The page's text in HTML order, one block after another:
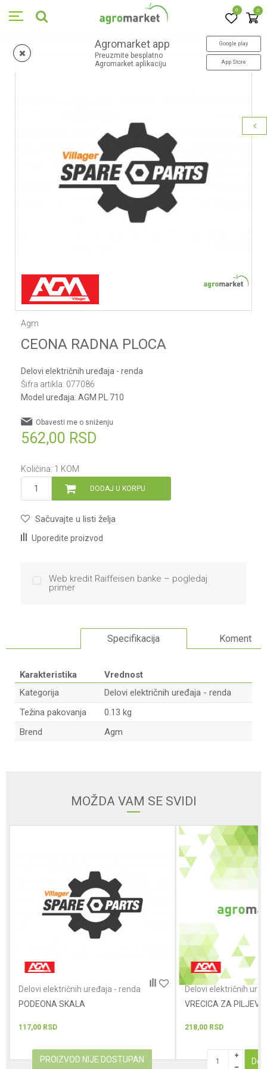
0 0
Agromarket app
Preuzmite besplatno
Agromarket aplikaciju
Google play
App Store
Agm
CEONA RADNA PLOCA
Delovi električnih uređaja - renda
Šifra artikla: 077086
Model uređaja: AGM PL 710
562,00 RSD
Obavesti me o sniženju
Količina: 1 KOM
DODAJ U KORPU
Sačuvajte u listi želja
Uporedite proizvod
Web kredit Raiffeisen banke – pogledaj
primer
Specifikacija Komentari
Karakteristika
Vrednost
Kategorija
Delovi električnih uređaja - renda
Težina pakovanja
0.13 kg
Brend
Agm
MOŽDA VAM SE SVIDI
Delovi električnih uređaja - renda
PODEONA SKALA
117,00 RSD
PROIZVOD NIJE DOSTUPAN
Delovi električnih
VRECICA ZA
218,00 RSD